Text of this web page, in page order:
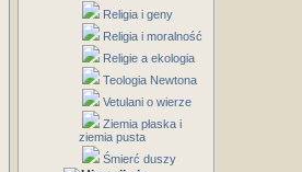
Religia i geny
Religia i moralność
Religie a ekologia
Teologia Newtona
Vetulani o wierze
Ziemia płaska i
ziemia pusta
Śmierć duszy